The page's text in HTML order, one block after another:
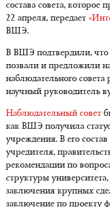
состава совета,
22 апреля, передает
ВШЭ.
В ВШЭ подтвердили, что
позвали и предложили
наблюдательного
научный руководитель
Наблюдательный совет
как ВШЭ получила
учреждения. В его
учредителя,
рекомендации по
структуры
заключения крупных
заключение по проекту